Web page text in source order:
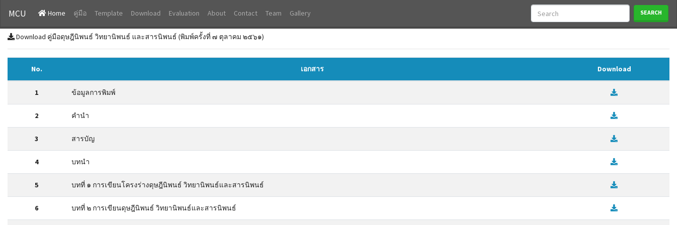
MCU Home คู่มือ Template Download Evaluation About Contact Team Gallery SEARCH
Download คู่มือดุษฎีนิพนธ์ วิทยานิพนธ์ และสารนิพนธ์ (พิมพ์ครั้งที่ ๗ ตุลาคม ๒๕๖๑)
No. เอกสาร Download
1 ข้อมูลการพิมพ์
2 คำนำ
3 สารบัญ
4 บทนำ
5 บทที่ ๑ การเขียนโครงร่างดุษฎีนิพนธ์ วิทยานิพนธ์และสารนิพนธ์
6 บทที่ ๒ การเขียนดุษฎีนิพนธ์ วิทยานิพนธ์และสารนิพนธ์